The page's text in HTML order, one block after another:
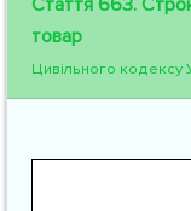
Стаття 663.
товар
Цивільного кодексу